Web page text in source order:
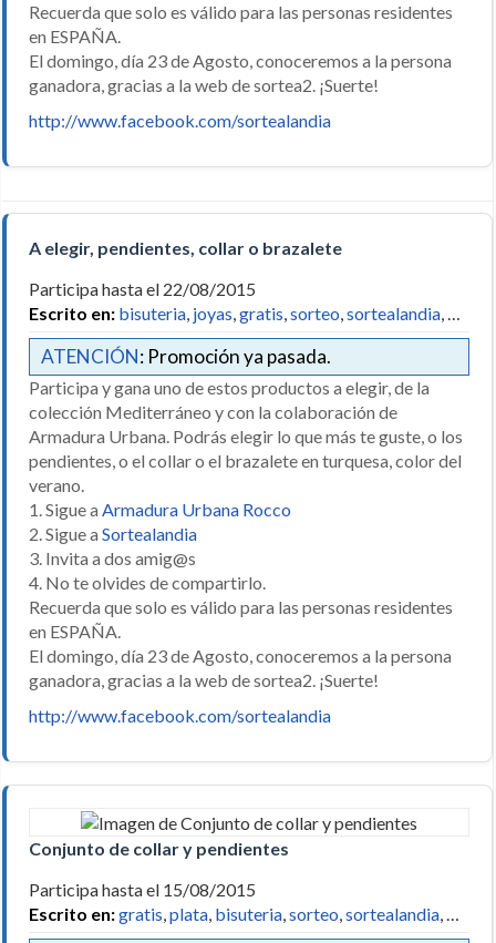
Recuerda que solo es válido para las personas residentes
en ESPAÑA.
El domingo, día 23 de Agosto, conoceremos a la persona
ganadora, gracias a la web de sortea2. ¡Suerte!
http://www.facebook.com/sortealandia
A elegir, pendientes, collar o brazalete
Participa hasta el 22/08/2015
Escrito en: bisuteria, joyas,gratis,sorteo,sortealandia, …
ATENCIÓN: Promoción ya pasada.
Participa y gana uno de estos productos a elegir, de la
colección Mediterráneo y con la colaboración de
Armadura Urbana. Podrás elegir lo que más te guste, o los
pendientes, o el collar o el brazalete en turquesa, color del
verano.
1. Sigue a Armadura Urbana Rocco
2. Sigue a Sortealandia
3. Invita a dos amig@s
4. No te olvides de compartirlo.
Recuerda que solo es válido para las personas residentes
en ESPAÑA.
El domingo, día 23 de Agosto, conoceremos a la persona
ganadora, gracias a la web de sortea2. ¡Suerte!
http://www.facebook.com/sortealandia
Conjunto de collar y pendientes
Participa hasta el 15/08/2015
Escrito en:gratis,plata, bisuteria,sorteo,sortealandia, …